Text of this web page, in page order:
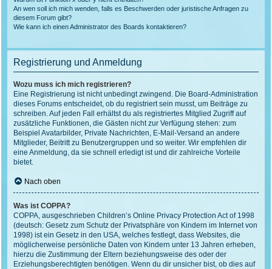
An wen soll ich mich wenden, falls es Beschwerden oder juristische Anfragen zu
diesem Forum gibt?
Wie kann ich einen Administrator des Boards kontaktieren?
Registrierung und Anmeldung
Wozu muss ich mich registrieren?
Eine Registrierung ist nicht unbedingt zwingend. Die Board-Administration
dieses Forums entscheidet, ob du registriert sein musst, um Beiträge zu
schreiben. Auf jeden Fall erhältst du als registriertes Mitglied Zugriff auf
zusätzliche Funktionen, die Gästen nicht zur Verfügung stehen: zum
Beispiel Avatarbilder, Private Nachrichten, E-Mail-Versand an andere
Mitglieder, Beitritt zu Benutzergruppen und so weiter. Wir empfehlen dir
eine Anmeldung, da sie schnell erledigt ist und dir zahlreiche Vorteile
bietet.
Nach oben
Was ist COPPA?
COPPA, ausgeschrieben Children’s Online Privacy Protection Act of 1998
(deutsch: Gesetz zum Schutz der Privatsphäre von Kindern im Internet von
1998) ist ein Gesetz in den USA, welches festlegt, dass Websites, die
möglicherweise persönliche Daten von Kindern unter 13 Jahren erheben,
hierzu die Zustimmung der Eltern beziehungsweise des oder der
Erziehungsberechtigten benötigen. Wenn du dir unsicher bist, ob dies auf